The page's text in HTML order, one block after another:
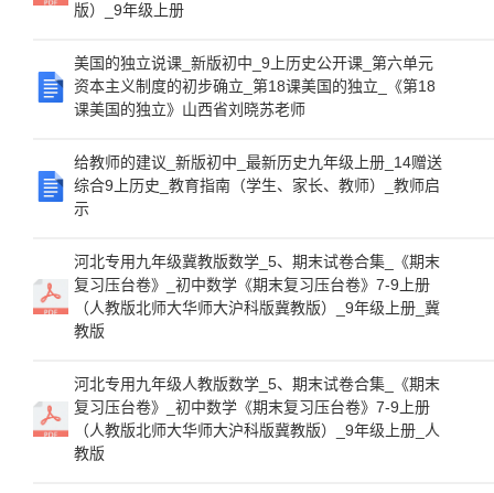
版）_9年级上册
美国的独立说课_新版初中_9上历史公开课_第六单元
资本主义制度的初步确立_第18课美国的独立_《第18
课美国的独立》山西省刘晓苏老师
给教师的建议_新版初中_最新历史九年级上册_14赠送
综合9上历史_教育指南（学生、家长、教师）_教师启
示
河北专用九年级冀教版数学_5、期末试卷合集_《期末
复习压台卷》_初中数学《期末复习压台卷》7-9上册
（人教版北师大华师大沪科版冀教版）_9年级上册_冀
教版
河北专用九年级人教版数学_5、期末试卷合集_《期末
复习压台卷》_初中数学《期末复习压台卷》7-9上册
（人教版北师大华师大沪科版冀教版）_9年级上册_人
教版